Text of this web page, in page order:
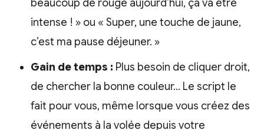
beaucoup de rouge aujourd’hui, ça va être
intense ! » ou « Super, une touche de jaune,
c’est ma pause déjeuner. »
Gain de temps : Plus besoin de cliquer droit,
de chercher la bonne couleur… Le script le
fait pour vous, même lorsque vous créez des
événements à la volée depuis votre